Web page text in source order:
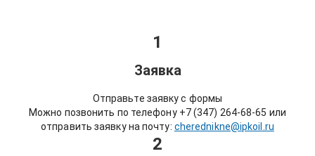
1
Заявка
Отправьте заявку с формы
Можно позвонить по телефону +7 (347) 264-68-65 или
отправить заявку на почту: cherednikne@ipkoil.ru
2